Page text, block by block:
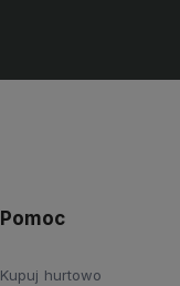
Pomoc
Kupuj hurtowo